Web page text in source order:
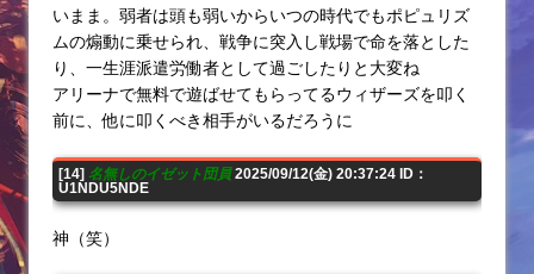
いまま。弱者は頭も弱いからいつの時代でもポピュリズ
ムの煽動に乗せられ、戦争に突入し戦場で命を落とした
り、一生涯派遣労働者として過ごしたりと大変ね
アリーナで無料で遊ばせてもらってるウィザーズを叩く
前に、他に叩くべき相手がいるだろうに
[14] 名無しのイゼット団員2025/09/12(金) 20:37:24 ID：
U1NDU5NDE
神（笑）